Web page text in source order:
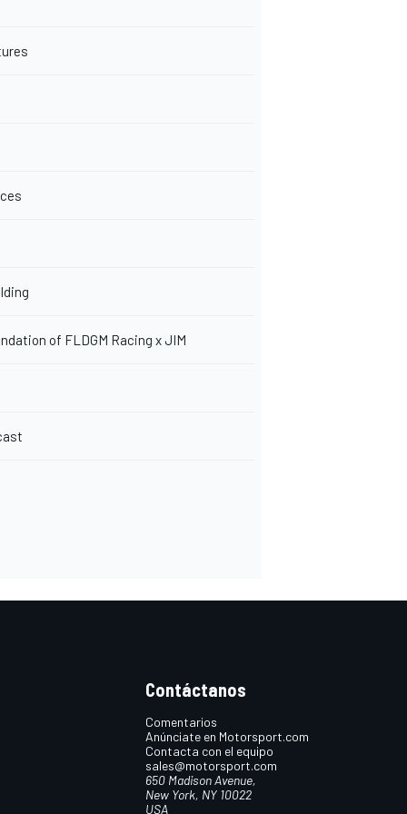
of FLDGM Racing x JIM
Contáctanos
Comentarios
Anúnciate en Motorsport.com
Contacta con el equipo
sales@motorsport.com
650 Madison Avenue,
New York, NY 10022
USA